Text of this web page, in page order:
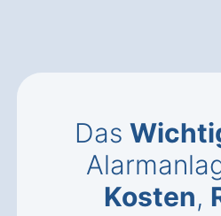
Das
Kosten,